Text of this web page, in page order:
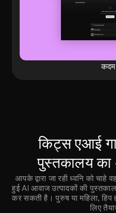
कदम
किट्स एआई
पुस्तकालय
आपके द्वारा जा रही ध्वनि को
हुई AI आवाज उत्पादकों की
कर सकती है। पुरुष या महिला,
लिए